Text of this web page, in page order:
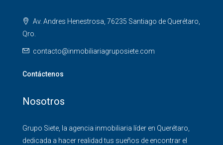
Av. Andres Henestrosa, 76235 Santiago de Querétaro,
Qro.
contacto@inmobiliariagruposiete.com
Contáctenos
Nosotros
Grupo Siete, la agencia inmobiliaria líder en Querétaro,
dedicada a hacer realidad tus sueños de encontrar el